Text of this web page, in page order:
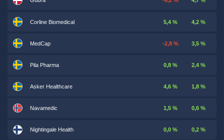
Corline Biomedical 5,4 % 4,2 %
MedCap -2,8 % 3,5 %
Pila Pharma 0,8 % 2,4 %
Asker Healthcare 4,6 % 1,8 %
Navamedic 1,5 % 0,6 %
Nightingale Health 0,0 % 0,2 %